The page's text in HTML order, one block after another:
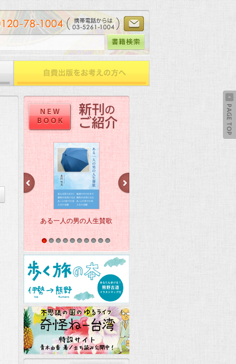
ある一人の男の人生賛歌
1 2 6 7 10